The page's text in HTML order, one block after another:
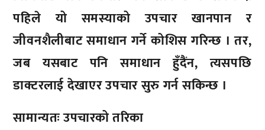
पहिले यो समस्याको उपचार खानपान र
जीवनशैलीबाट समाधान गर्ने कोशिस गरिन्छ । तर,
जब यसबाट पनि समाधान हुँदैंन, त्यसपछि
डाक्टरलाई देखाएर उपचार सुरु गर्न सकिन्छ ।
सामान्यतः उपचारको तरिका